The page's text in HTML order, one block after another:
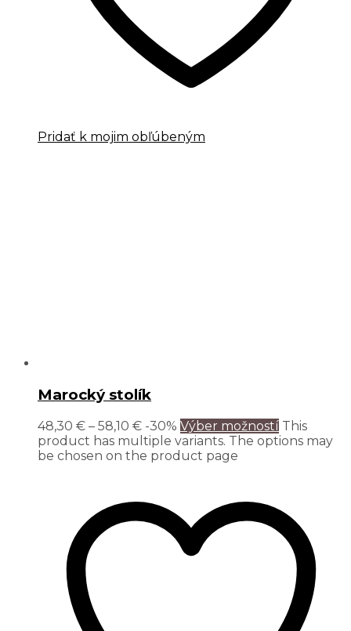
Pridať k mojim obľúbeným
Marocký stolík
48,30 € – 58,10 € -30% Výber možností This
product has multiple variants. The options may
be chosen on the product page